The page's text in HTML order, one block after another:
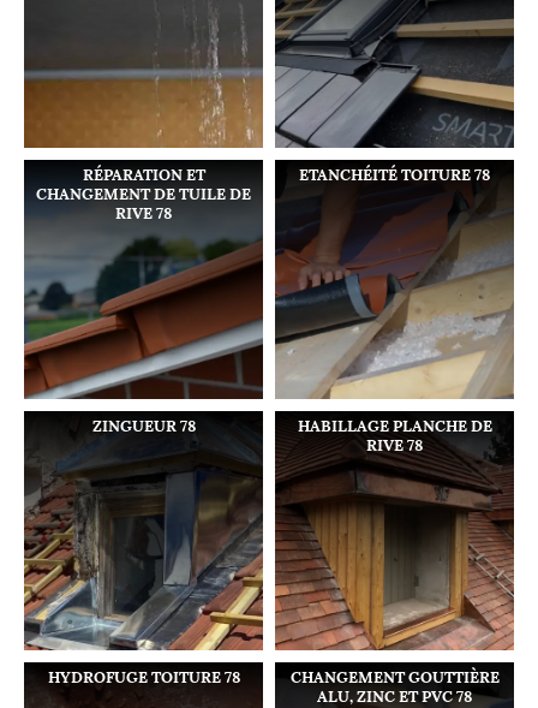
RÉPARATION ET
CHANGEMENT DE TUILE DE
RIVE 78
ETANCHÉITÉ TOITURE 78
ZINGUEUR 78
HABILLAGE PLANCHE DE
RIVE 78
HYDROFUGE TOITURE 78
CHANGEMENT GOUTTIÈRE
ALU, ZINC ET PVC 78